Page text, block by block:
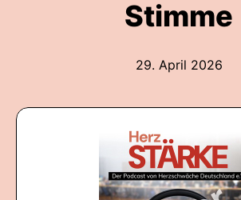
Stimme
29. April 2026